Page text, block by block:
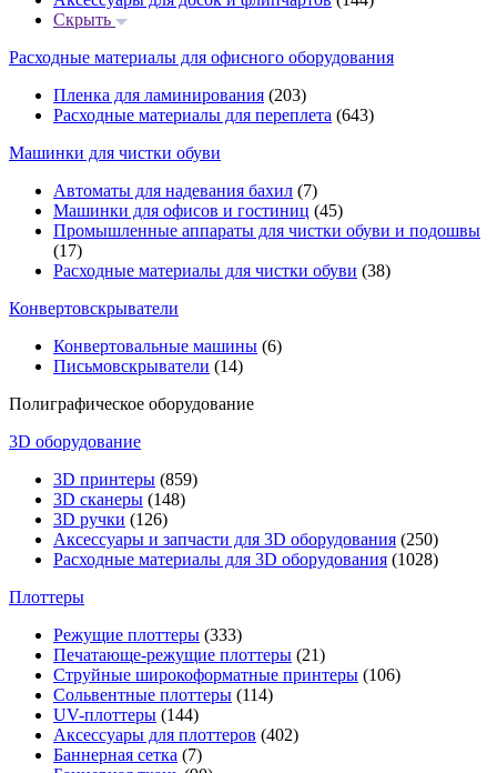
Скрыть
Расходные материалы для офисного оборудования
Пленка для ламинирования (203)
Расходные материалы для переплета (643)
Машинки для чистки обуви
Автоматы для надевания бахил (7)
Машинки для офисов и гостиниц (45)
Промышленные аппараты для чистки обуви и подошвы
(17)
Расходные материалы для чистки обуви (38)
Конвертовскрыватели
Конвертовальные машины (6)
Письмовскрыватели (14)
Полиграфическое оборудование
3D оборудование
3D принтеры (859)
3D сканеры (148)
3D ручки (126)
Аксессуары и запчасти для 3D оборудования (250)
Расходные материалы для 3D оборудования (1028)
Плоттеры
Режущие плоттеры (333)
Печатающе-режущие плоттеры (21)
Струйные широкоформатные принтеры (106)
Сольвентные плоттеры (114)
UV-плоттеры (144)
Аксессуары для плоттеров (402)
Баннерная сетка (7)